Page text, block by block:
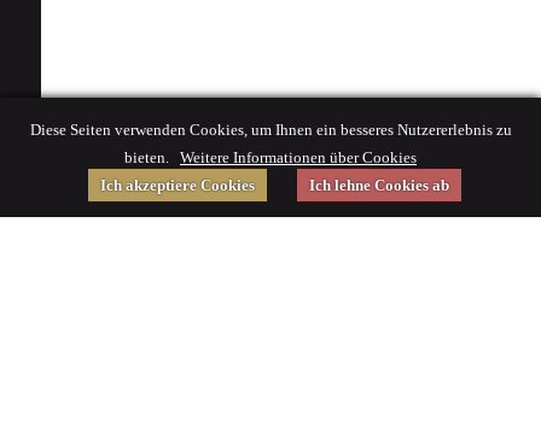
Diese Seiten verwenden Cookies, um Ihnen ein besseres Nutzererlebnis zu
bieten. Weitere Informationen über Cookies
Ich akzeptiere Cookies
Ich lehne Cookies ab